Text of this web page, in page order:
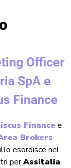
Officer
SpA e
Finance
Finance e
Brokers
esordisce nel
perAssitalia